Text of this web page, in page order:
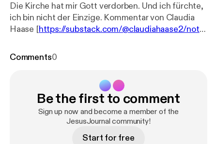
Die Kirche hat mir Gott verdorben. Und ich fürchte,
ich bin nicht der Einzige. Kommentar von Claudia
Haase [https://substack.com/@claudiahaase2/note/
Comments0
Be the first to comment
Sign up now and become a member of the
JesusJournal community!
Start for free